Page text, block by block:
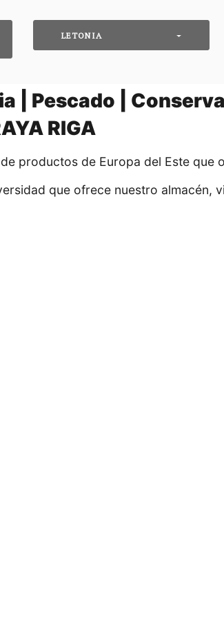
LETONIA
| Pescado |
RIGA
productos de Europa del Este que
que ofrece nuestro almacén,